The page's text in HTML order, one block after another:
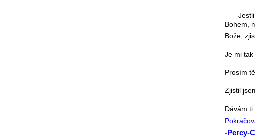
Jestli
Bohem,
Bože,
Je mi
Prosím
Zjistil
Dávám
-Percy-